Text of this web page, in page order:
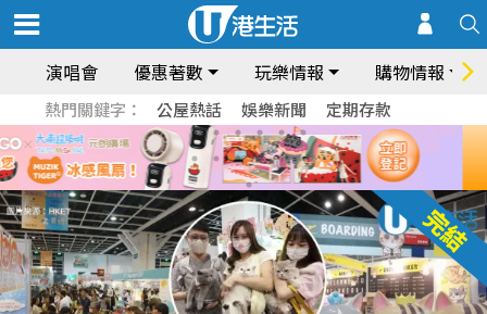
演唱會 優惠著數 玩樂情報 購物情報
熱門關鍵字： 公屋熱話 娛樂新聞 定期存款